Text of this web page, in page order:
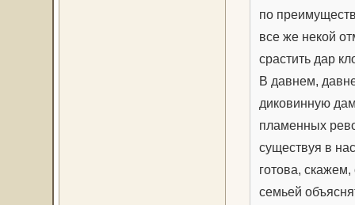
по
все же некой
срастить дар
В давнем,
диковинную
пламенных
существуя в
готова,
семьей